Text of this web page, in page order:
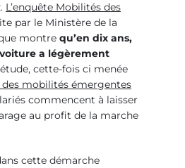
L’enquête Mobilités des
par le Ministère de la
montre qu’en dix ans,
a légèrement
cette-fois ci menée
des mobilités émergentes
commencent à laisser
au profit de la marche
cette démarche